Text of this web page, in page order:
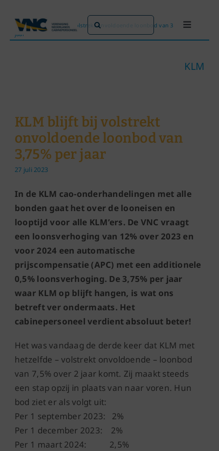
naar
inhoud
Toggle
Dossiers
Maatschappijen
Zoeken
naar:
Home»
KLM blijft bij volstrekt onvoldoende loonbod van 3,75% per
jaar
KLM
KLM blijft bij volstrekt
onvoldoende loonbod van
3,75% per jaar
27 juli 2023
In de KLM cao-onderhandelingen met alle
bonden gaat het over de looneisen en
looptijd voor alle KLM’ers. De VNC vraagt
een loonsverhoging van 12% over 2023 en
voor 2024 een automatische
prijscompensatie (APC) met een additionele
0,5% loonsverhoging. De 3,75% per jaar
waar KLM op blijft hangen, is wat ons
betreft ver ondermaats. Het
cabinepersoneel verdient absoluut beter!
Het was vandaag de derde keer dat KLM met
hetzelfde – volstrekt onvoldoende – loonbod
van 7,5% over 2 jaar komt. Zij maakt steeds
een stap opzij in plaats van naar voren. Hun
bod ziet er als volgt uit:
Per 1 september 2023: 2%
Per 1 december 2023: 2%
Per 1 maart 2024: 2,5%